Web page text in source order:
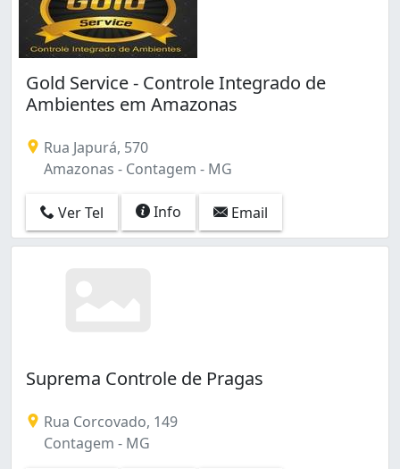
Gold Service - Controle Integrado de
Ambientes em Amazonas
Rua Japurá, 570
Amazonas - Contagem - MG
Ver Tel Info Email
Suprema Controle de Pragas
Rua Corcovado, 149
Contagem - MG